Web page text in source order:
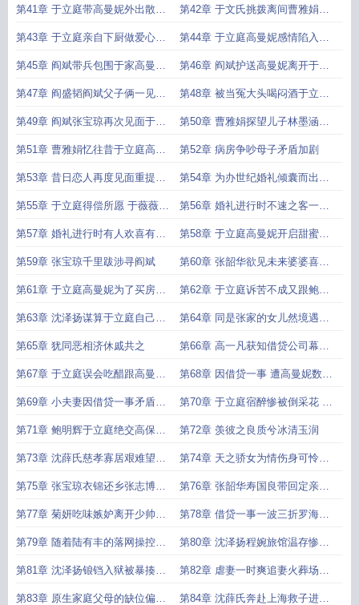
土不服陷焦灼 露浓遭嫌弃凄然离家
第41章 于立庭带高曼妮外出散心
作画于薇薇吃味频频捣乱
第42章 于文氏挑拨离间曹雅娟成
功上套
第43章 于立庭亲自下厨做爱心餐
强势老妈卯上高知女友
第44章 于立庭高曼妮感情陷入危
机
第45章 阎斌带兵包围于家高曼妮
于立庭决裂
第46章 阎斌护送高曼妮离开于家
于家人各有心思
第47章 阎盛韬阎斌父子俩一见面
开启花式互掐
第48章 被当冤大头喝闷酒于立庭
进医院
第49章 阎斌张宝琼再次见面于立
庭发烧急哭高曼妮
第50章 曹雅娟探望儿子林墨涵别
有居心
第51章 曹雅娟忆往昔于立庭高曼
妮和好如初
第52章 病房争吵母子矛盾加剧
第53章 昔日恋人再度见面重提往
事分外眼红
第54章 为办世纪婚礼倾囊而出不
惜夜半翻墙做贼
第55章 于立庭得偿所愿 于薇薇疯
狂告白
第56章 婚礼进行时不速之客一来
再来上
第57章 婚礼进行时有人欢喜有人
愁下
第58章 于立庭高曼妮开启甜蜜的
婚后生活
第59章 张宝琼千里跋涉寻阎斌 第60章 张韶华欲见未来婆婆喜煞
母亲潘桂枝
第61章 于立庭高曼妮为了买房子
问题起争执
第62章 于立庭诉苦不成又跟鲍明
辉起争执
第63章 沈泽扬谋算于立庭自己亦
被拆白党盯上
第64章 同是张家的女儿然境遇却
是一个天一个地
第65章 犹同恶相济休戚共之 第66章 高一凡获知借贷公司幕后
背景高曼妮惊怒异常
第67章 于立庭误会吃醋跟高曼妮
起争执
第68章 因借贷一事 遭高曼妮数落
岳父好心帮助 被于立庭当驴肝肺
第69章 小夫妻因借贷一事矛盾升
级两人婚姻告急中
第70章 于立庭宿醉惨被倒采花 林
墨涵不堪受辱挑拨兄弟情
第71章 鲍明辉于立庭绝交高保罗
担忧女儿兀自生闷气
第72章 羡彼之良质兮冰清玉润
第73章 沈薛氏慈孝寡居艰难望子
成龙惹人怜
第74章 天之骄女为情伤身可怜天
下父母心阎斌强势归来
第75章 张宝琼衣锦还乡张志博哀
叹家门不幸
第76章 张韶华寿国良带回定亲喜
讯张宝琼炫耀未果愤而离家
第77章 菊妍吃味嫉妒离开少帅府
张宝琼暗藏野心
第78章 借贷一事一波三折罗海波
被抓供出主谋另有其人
第79章 随着陆有丰的落网操控借
贷的幕后之人沈泽扬浮出水面
第80章 沈泽扬程婉旅馆温存惨遭
士兵持枪捆绑押走
第81章 沈泽扬锒铛入狱被暴揍于
立庭失控惊现暴戾一面
第82章 虐妻一时爽追妻火葬场程
婉为情千里赶赴沈家集
第83章 原生家庭父母的缺位偏心 第84章 沈薛氏奔赴上海救子进警